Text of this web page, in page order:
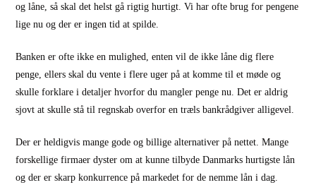
og låne, så skal det helst gå rigtig hurtigt. Vi har ofte brug for pengene
lige nu og der er ingen tid at spilde.
Banken er ofte ikke en mulighed, enten vil de ikke låne dig flere
penge, ellers skal du vente i flere uger på at komme til et møde og
skulle forklare i detaljer hvorfor du mangler penge nu. Det er aldrig
sjovt at skulle stå til regnskab overfor en træls bankrådgiver alligevel.
Der er heldigvis mange gode og billige alternativer på nettet. Mange
forskellige firmaer dyster om at kunne tilbyde Danmarks hurtigste lån
og der er skarp konkurrence på markedet for de nemme lån i dag.